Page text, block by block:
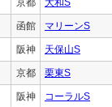
京都 大和S
函館 マリーンS
阪神 天保山S
京都 栗東S
阪神 コーラルS